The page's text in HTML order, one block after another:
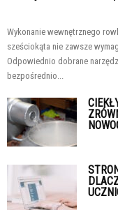
Wykonanie wewnętrznego
sześciokąta nie zawsze
Odpowiednio dobrane
bezpośrednio...